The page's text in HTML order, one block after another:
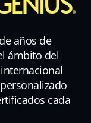
años de
ámbito del
cada